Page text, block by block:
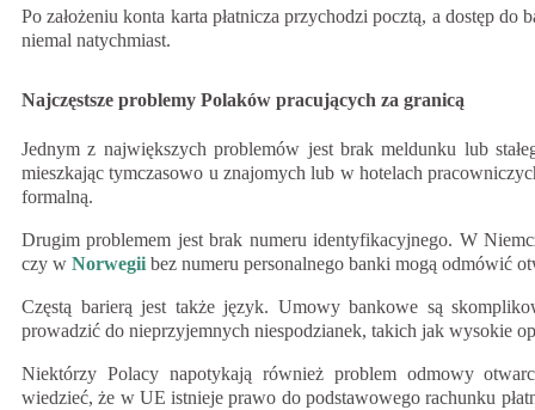
Po założeniu konta karta płatnicza przychodzi pocztą, a dostęp
niemal natychmiast.
Najczęstsze problemy Polaków pracujących za granicą
Jednym z największych problemów jest brak meldunku lub
mieszkając tymczasowo u znajomych lub w hotelach
formalną.
Drugim problemem jest brak numeru identyfikacyjnego. W
czy w Norwegii bez numeru personalnego banki mogą odmówić
Częstą barierą jest także język. Umowy bankowe są
prowadzić do nieprzyjemnych niespodzianek, takich jak wysokie
Niektórzy Polacy napotykają również problem odmowy
wiedzieć, że w UE istnieje prawo do podstawowego rachunku